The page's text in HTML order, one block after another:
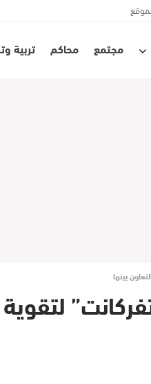
مجتمع محاكم تربية
بينها
لتقوية